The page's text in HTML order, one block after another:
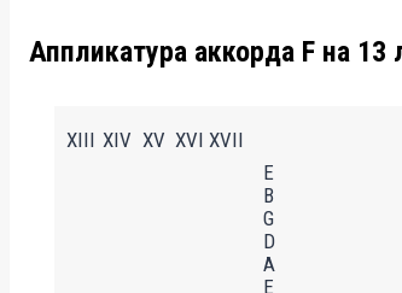
Аппликатура аккорда F на 13
XVII
XVI
XV
XIV
XIII
E
B
G
D
A
E